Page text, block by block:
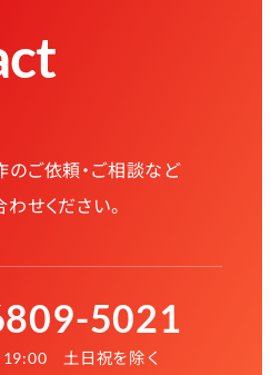
ご依頼・ご相談など
せください。
5021
土日祝を除く